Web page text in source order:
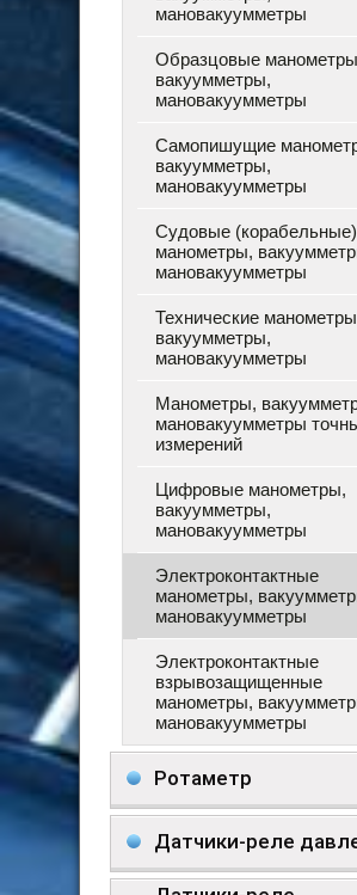
мановакуумметры
Образцовые
вакуумметры,
мановакуумметры
Самопишущие
вакуумметры,
мановакуумметры
Судовые (корабельные)
манометры,
мановакуумметры
Технические
вакуумметры,
мановакуумметры
Манометры,
мановакуумметры
измерений
Цифровые манометры,
вакуумметры,
мановакуумметры
Электроконтактные
манометры,
мановакуумметры
Электроконтактные
взрывозащищенные
манометры,
мановакуумметры
Ротаметр
Датчики-реле